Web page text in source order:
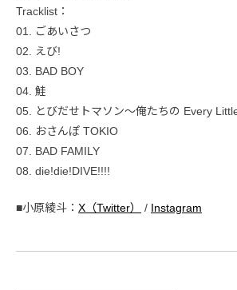
Tracklist：
01. ごあいさつ
02. えび!
03. BAD BOY
04. 鮭
05. とびだせトマソン〜俺たちの Every
06. おさんぽ TOKIO
07. BAD FAMILY
08. die!die!DIVE!!!!
■小原綾斗： X（Twitter） / Instagram